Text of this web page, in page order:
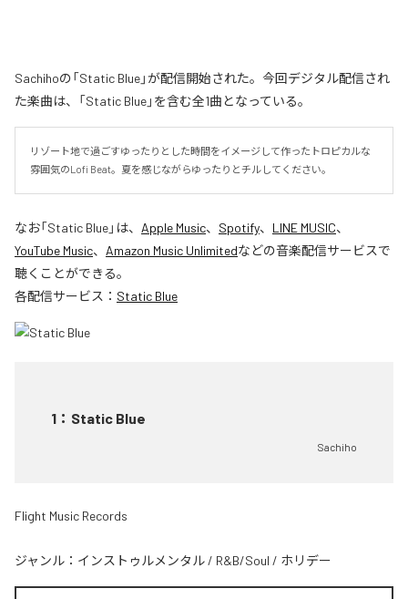
Sachihoの「Static Blue」が配信開始された。今回デジタル配信され
た楽曲は、「Static Blue」を含む全1曲となっている。
リゾート地で過ごすゆったりとした時間をイメージして作ったトロピカルな
雰囲気のLofi Beat。夏を感じながらゆったりとチルしてください。
なお「Static Blue」は、 Apple Music、 Spotify、 LINE MUSIC、
YouTube Music、 Amazon Music Unlimitedなどの音楽配信サービスで
聴くことができる。
各配信サービス： Static Blue
1 ： Static Blue
Sachiho
Flight Music Records
ジャンル： インストゥルメンタル / R&B/Soul / ホリデー